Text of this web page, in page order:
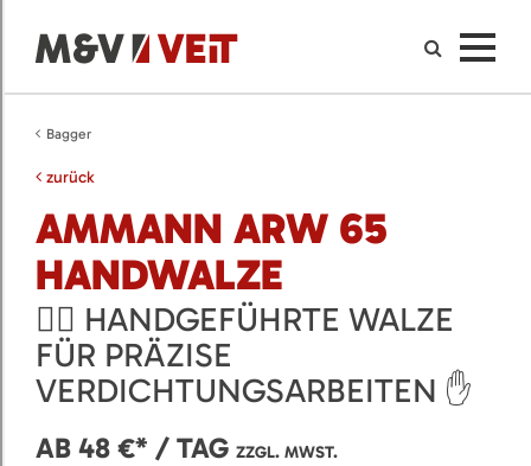
Bagger
zurück
AMMANN ARW 65
HANDWALZE
🚶‍♂️ HANDGEFÜHRTE WALZE
FÜR PRÄZISE
VERDICHTUNGSARBEITEN ✋
AB 48 €* / TAG ZZGL. MWST.